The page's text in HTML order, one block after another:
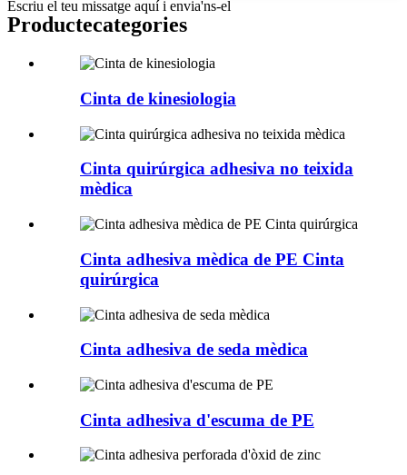
Escriu el teu missatge aquí i envia'ns-el
Productecategories
Cinta de kinesiologia
Cinta quirúrgica adhesiva no teixida
mèdica
Cinta adhesiva mèdica de PE Cinta
quirúrgica
Cinta adhesiva de seda mèdica
Cinta adhesiva d'escuma de PE